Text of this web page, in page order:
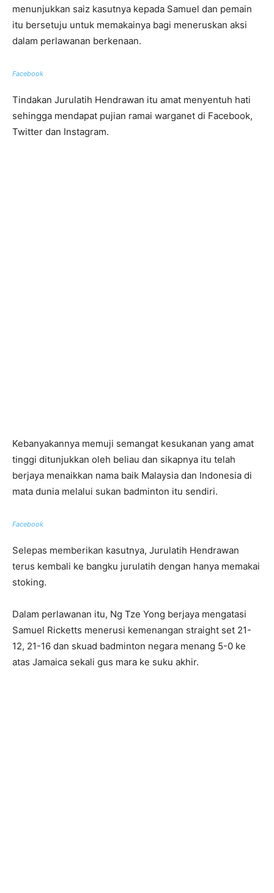
menunjukkan saiz kasutnya kepada Samuel dan pemain
itu bersetuju untuk memakainya bagi meneruskan aksi
dalam perlawanan berkenaan.
Facebook
Tindakan Jurulatih Hendrawan itu amat menyentuh hati
sehingga mendapat pujian ramai warganet di Facebook,
Twitter dan Instagram.
Kebanyakannya memuji semangat kesukanan yang amat
tinggi ditunjukkan oleh beliau dan sikapnya itu telah
berjaya menaikkan nama baik Malaysia dan Indonesia di
mata dunia melalui sukan badminton itu sendiri.
Facebook
Selepas memberikan kasutnya, Jurulatih Hendrawan
terus kembali ke bangku jurulatih dengan hanya memakai
stoking.
Dalam perlawanan itu, Ng Tze Yong berjaya mengatasi
Samuel Ricketts menerusi kemenangan straight set 21-
12, 21-16 dan skuad badminton negara menang 5-0 ke
atas Jamaica sekali gus mara ke suku akhir.